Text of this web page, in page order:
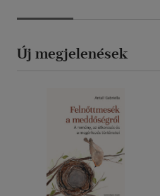
Új megjelenések